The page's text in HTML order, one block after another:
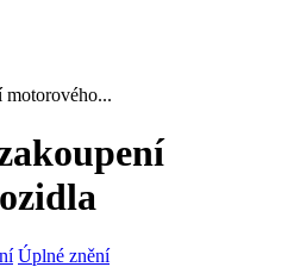
motorového...
Úplné znění